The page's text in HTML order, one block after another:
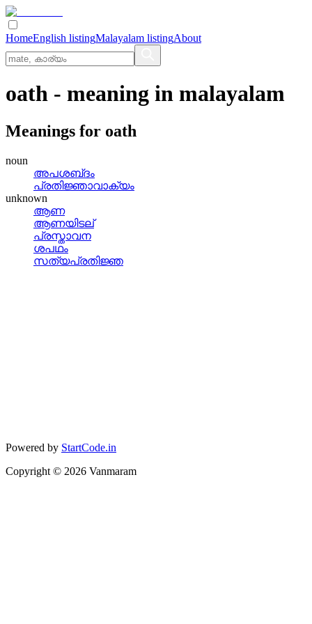
HomeEnglish listingMalayalam listingAbout
oath - meaning in malayalam
Meanings for oath
noun
അപശബ്‌ദം
പ്രതിജ്ഞാവാക്യം
unknown
ആണ
ആണയിടല്
പ്രസ്താവന
ശപഥം
സത്യപ്രതിജ്ഞ
Powered by StartCode.in
Copyright © 2026 Vanmaram